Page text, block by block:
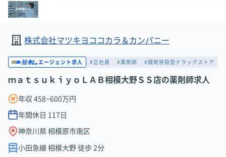
株式会社マツキヨココカラ＆カンパニー
エージェント求人 #正社員 #薬剤師 #調剤併設型ドラッグストア
ｍａｔｓｕｋｉｙｏＬＡＢ相模大野ＳＳ店の薬剤師求人
年収 458~600万円
年間休日 117 日
神奈川県 相模原市南区
小田急線 相模大野 徒歩 2分